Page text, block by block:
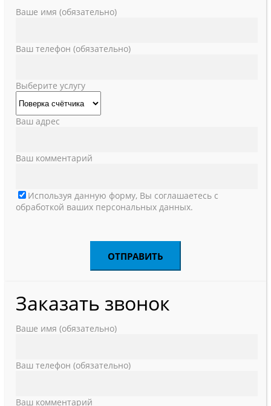
Ваше имя (обязательно)
Ваш телефон (обязательно)
Выберите услугу
Ваш адрес
Ваш комментарий
Используя данную форму, Вы соглашаетесь с
обработкой ваших персональных данных.
Заказать звонок
Ваше имя (обязательно)
Ваш телефон (обязательно)
Ваш комментарий